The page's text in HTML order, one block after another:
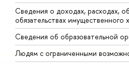
Сведения о доходах, расходах,
обязательствах имущественного
Сведения об образовательной
Людям с ограниченными